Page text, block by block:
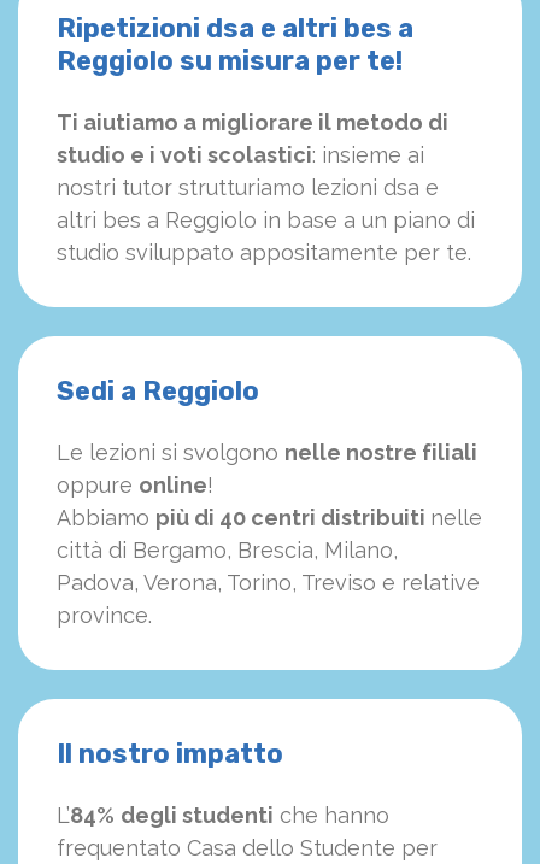
Ripetizioni dsa e altri bes a
Reggiolo su misura per te!
Ti aiutiamo a migliorare il metodo di
studio e i voti scolastici: insieme ai
nostri tutor strutturiamo lezioni dsa e
altri bes a Reggiolo in base a un piano di
studio sviluppato appositamente per te.
Sedi a Reggiolo
Le lezioni si svolgono nelle nostre filiali
oppure online!
Abbiamo più di 40 centri distribuiti nelle
città di Bergamo, Brescia, Milano,
Padova, Verona, Torino, Treviso e relative
province.
Il nostro impatto
L’84% degli studenti che hanno
frequentato Casa dello Studente per